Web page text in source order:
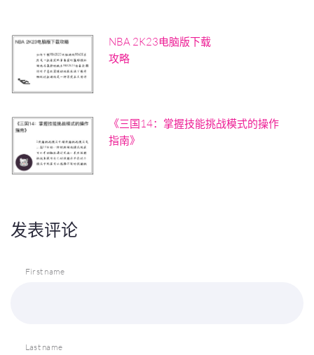
NBA 2K23电脑版下载
攻略
《三国14：掌握技能挑战模式的操作
指南》
发表评论
First name
Last name